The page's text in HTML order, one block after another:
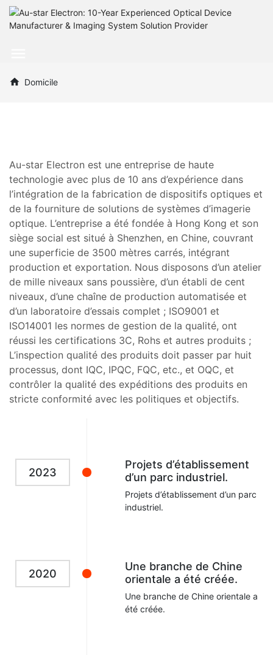
Domicile
Au-star Electron est une entreprise de haute
technologie avec plus de 10 ans d’expérience dans
l’intégration de la fabrication de dispositifs optiques et
de la fourniture de solutions de systèmes d’imagerie
optique. L’entreprise a été fondée à Hong Kong et son
siège social est situé à Shenzhen, en Chine, couvrant
une superficie de 3500 mètres carrés, intégrant
production et exportation. Nous disposons d’un atelier
de mille niveaux sans poussière, d’un établi de cent
niveaux, d’une chaîne de production automatisée et
d’un laboratoire d’essais complet ; ISO9001 et
ISO14001 les normes de gestion de la qualité, ont
réussi les certifications 3C, Rohs et autres produits ;
L’inspection qualité des produits doit passer par huit
processus, dont IQC, IPQC, FQC, etc., et OQC, et
contrôler la qualité des expéditions des produits en
stricte conformité avec les politiques et objectifs.
2023
Projets d’établissement
d’un parc industriel.
Projets d’établissement d’un parc
industriel.
2020
Une branche de Chine
orientale a été créée.
Une branche de Chine orientale a
été créée.